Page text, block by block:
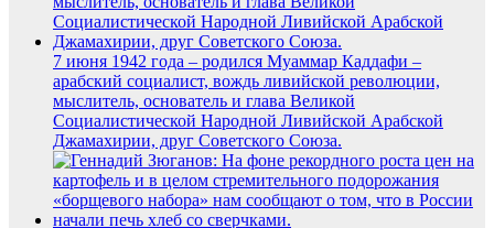
7 июня 1942 года – родился Муаммар Каддафи –
арабский социалист, вождь ливийской революции,
мыслитель, основатель и глава Великой
Социалистической Народной Ливийской Арабской
Джамахирии, друг Советского Союза.